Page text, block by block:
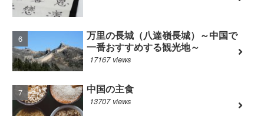
万里の長城（八達嶺長城）～中国で
一番おすすめする観光地～
17167 views
中国の主食
13707 views